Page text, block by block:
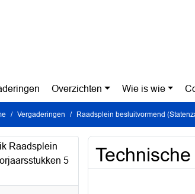
Overzichten Wie is wie
Vergaderingen Raadsplein besluitvormend
Raadsplein
5